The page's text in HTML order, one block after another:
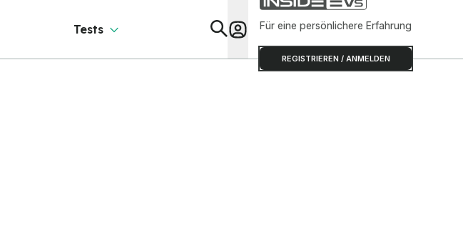
Tests Für eine persönlichere Erfahrung
REGISTRIEREN / ANMELDEN